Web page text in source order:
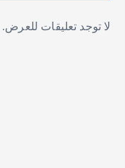
لا توجد تعليقات للعرض.